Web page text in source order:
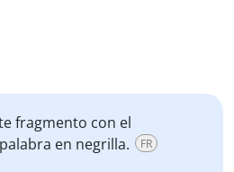
fragmento con el
en negrilla.
FR